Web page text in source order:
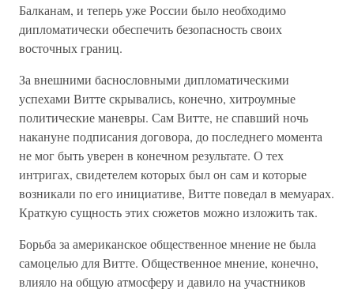
Балканам, и теперь уже России было необходимо
дипломатически обеспечить безопасность своих
восточных границ.
За внешними баснословными дипломатическими
успехами Витте скрывались, конечно, хитроумные
политические маневры. Сам Витте, не спавший ночь
накануне подписания договора, до последнего момента
не мог быть уверен в конечном результате. О тех
интригах, свидетелем которых был он сам и которые
возникали по его инициативе, Витте поведал в мемуарах.
Краткую сущность этих сюжетов можно изложить так.
Борьба за американское общественное мнение не была
самоцелью для Витте. Общественное мнение, конечно,
влияло на общую атмосферу и давило на участников